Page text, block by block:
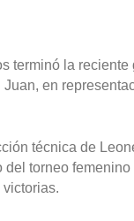
terminó la
en
técnica de
torneo